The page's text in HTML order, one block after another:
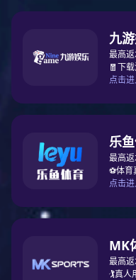
休闲轻便大容量双
款式：双肩背
质地：织物
材质工艺：丝印